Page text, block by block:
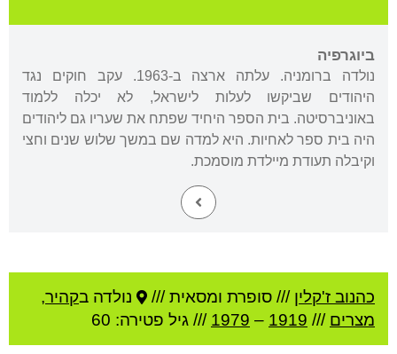
ביוגרפיה
נולדה ברומניה. עלתה ארצה ב-1963. עקב חוקים נגד
היהודים שביקשו לעלות לישראל, לא יכלה ללמוד
באוניברסיטה. בית הספר היחיד שפתח את שעריו גם ליהודים
היה בית ספר לאחיות. היא למדה שם במשך שלוש שנים וחצי
וקיבלה תעודת מיילדת מוסמכת.
כהנוב ז'קלין /// סופרת ומסאית /// נולדה בקהיר,
מצרים ///
1919
–
1979 /// גיל פטירה: 60